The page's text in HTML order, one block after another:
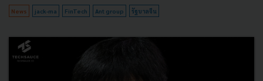
News jack-ma FinTech Ant group รัฐบาลจีน